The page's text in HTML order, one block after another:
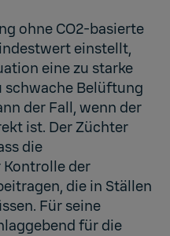
ohne CO2-basierte
einstellt,
eine zu starke
schwache Belüftung
der Fall, wenn der
ist. Der Züchter
die
der
die in Ställen
Für seine
für die